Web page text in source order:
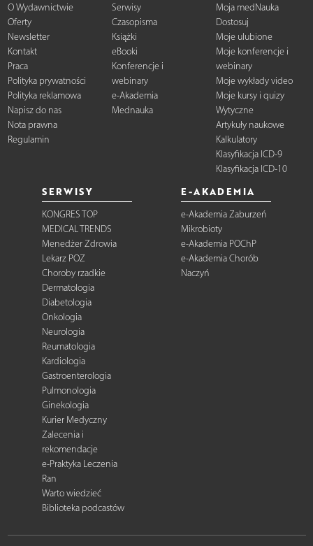
O Wydawnictwie
Oferty
Newsletter
Kontakt
Praca
Polityka prywatności
Polityka reklamowa
Napisz do nas
Nota prawna
Regulamin
Serwisy
Czasopisma
Książki
eBooki
Konferencje i
webinary
e-Akademia
Mednauka
Moja medNauka
Dostosuj
Moje ulubione
Moje konferencje i
webinary
Moje wykłady video
Moje kursy i quizy
Wytyczne
Artykuły naukowe
Kalkulatory
Klasyfikacja ICD-9
Klasyfikacja ICD-10
SERWISY
KONGRES TOP
MEDICAL TRENDS
Menedżer Zdrowia
Lekarz POZ
Choroby rzadkie
Dermatologia
Diabetologia
Onkologia
Neurologia
Reumatologia
Kardiologia
Gastroenterologia
Pulmonologia
Ginekologia
Kurier Medyczny
Zalecenia i
rekomendacje
e-Praktyka Leczenia
Ran
Warto wiedzieć
Biblioteka podcastów
E-AKADEMIA
e-Akademia Zaburzeń
Mikrobioty
e-Akademia POChP
e-Akademia Chorób
Naczyń